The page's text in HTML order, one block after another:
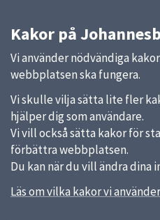
Kakor på
Vi använder nödvändiga
webbplatsen ska fungera.
Vi skulle vilja sätta lite fler
hjälper dig som användare.
Vi vill också sätta kakor för
förbättra webbplatsen.
Du kan när du vill ändra dina
Läs om vilka kakor vi